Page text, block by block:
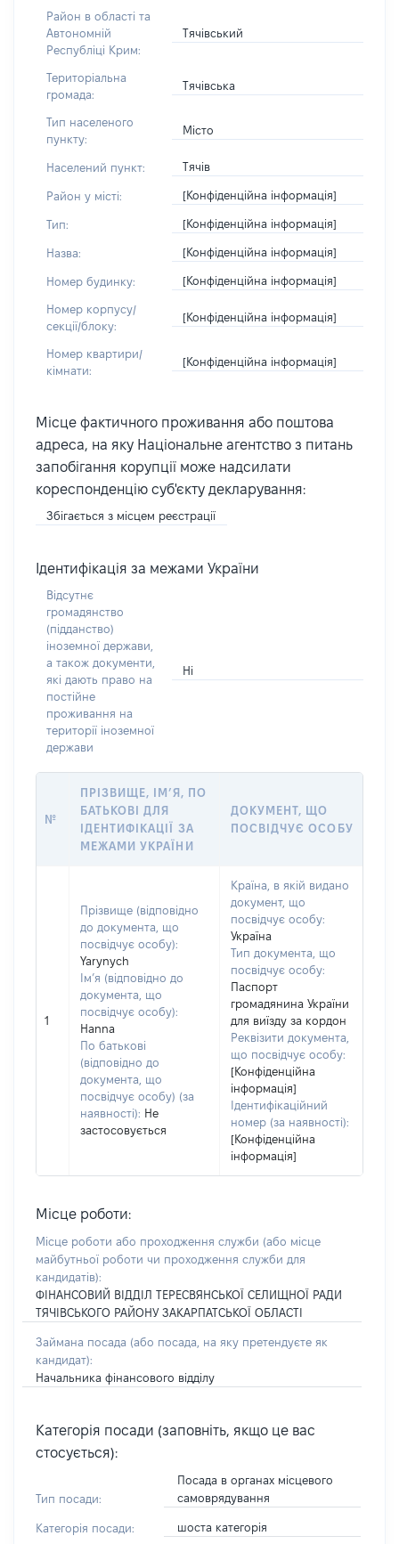
Район в області та
Автономній
Республіці Крим:
Тячівський
Територіальна
громада:
Тячівська
Тип населеного
пункту:
Місто
Населений пункт: Тячів
Район у місті: [Конфіденційна інформація]
Тип: [Конфіденційна інформація]
Назва: [Конфіденційна інформація]
Номер будинку: [Конфіденційна інформація]
Номер корпусу/
секції/блоку:
[Конфіденційна інформація]
Номер квартири/
кімнати:
[Конфіденційна інформація]
Місце фактичного проживання або поштова
адреса, на яку Національне агентство з питань
запобігання корупції може надсилати
кореспонденцію суб'єкту декларування:
Збігається з місцем реєстрації
Ідентифікація за межами України
Відсутнє
громадянство
(підданство)
іноземної держави,
а також документи,
які дають право на
постійне
проживання на
території іноземної
держави
Ні
№
ПРІЗВИЩЕ, ІМ’Я, ПО
БАТЬКОВІ ДЛЯ
ІДЕНТИФІКАЦІЇ ЗА
МЕЖАМИ УКРАЇНИ
ДОКУМЕНТ, ЩО
ПОСВІДЧУЄ ОСОБУ
1
Прізвище (відповідно
до документа, що
посвідчує особу):
Yarynych
Ім’я (відповідно до
документа, що
посвідчує особу):
Hanna
По батькові
(відповідно до
документа, що
посвідчує особу) (за
наявності): Не
застосовується
Країна, в якій видано
документ, що
посвідчує особу:
Україна
Тип документа, що
посвідчує особу:
Паспорт
громадянина України
для виїзду за кордон
Реквізити документа,
що посвідчує особу:
[Конфіденційна
інформація]
Ідентифікаційний
номер (за наявності):
[Конфіденційна
інформація]
Місце роботи:
Місце роботи або проходження служби (або місце
майбутньої роботи чи проходження служби для
кандидатів):
ФІНАНСОВИЙ ВІДДІЛ ТЕРЕСВЯНСЬКОЇ СЕЛИЩНОЇ РАДИ
ТЯЧІВСЬКОГО РАЙОНУ ЗАКАРПАТСЬКОЇ ОБЛАСТІ
Займана посада (або посада, на яку претендуєте як
кандидат):
Начальника фінансового відділу
Категорія посади (заповніть, якщо це вас
стосується):
Тип посади:
Посада в органах місцевого
самоврядування
Категорія посади: шоста категорія